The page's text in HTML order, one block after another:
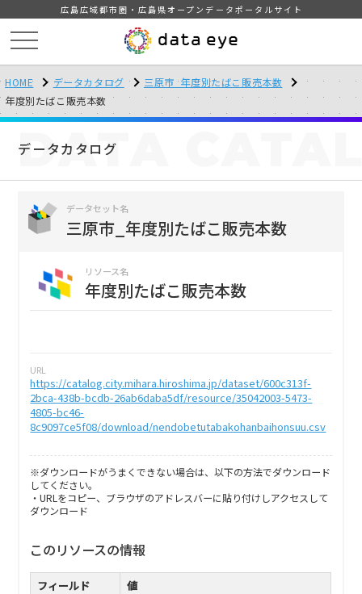
広島広域都市圏・広島県オープンデータポータルサイト
HOME データカタログ
三原市_年度別たばこ販売本数
年度別たばこ販売本数
データカタログ
DATA
データセット名
三原市_年度別たばこ販売本数
リソース名
年度別たばこ販売本数
URL
https://catalog.city.mihara.hiroshima.jp/dataset/600c313f-
2bca-438b-bcdb-26ab6daba5df/resource/35042003-5473-
4805-bc46-
8c9097ce5f08/download/nendobetutabakohanbaihonsuu.csv
※ダウンロードがうまくできない場合は、以下の方法でダウンロード
してください。
・URLをコピー、ブラウザのアドレスバーに貼り付けしアクセスして
ダウンロード
このリソースの情報
フィールド
値